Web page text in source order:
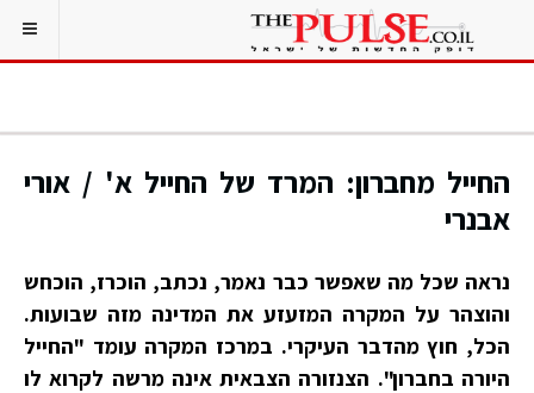
החייל מחברון: המרד של החייל א' / אורי
אבנרי
נראה שכל מה שאפשר כבר נאמר, נכתב, הוכרז, הוכחש
והוצהר על המקרה המזעזע את המדינה מזה שבועות.
הכל, חוץ מהדבר העיקרי. במרכז המקרה עומד "החייל
היורה בחברון". הצנזורה הצבאית אינה מרשה לקרוא לו